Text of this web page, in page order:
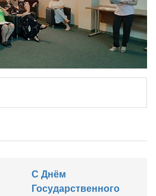
С Днём
Государственного